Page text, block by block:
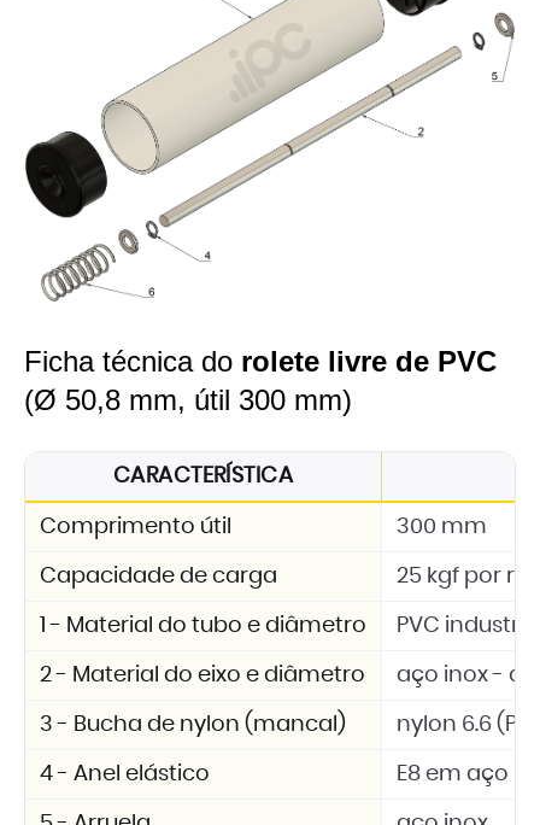
Ficha técnica do rolete livre de PVC
(Ø 50,8 mm, útil 300 mm)
CARACTERÍSTICA
Comprimento útil 300 mm
Capacidade de carga 25 kgf por
1 - Material do tubo e diâmetro PVC
2 - Material do eixo e diâmetro aço inox -
3 - Bucha de nylon (mancal) nylon 6.6 (PA
4 - Anel elástico E8 em aço